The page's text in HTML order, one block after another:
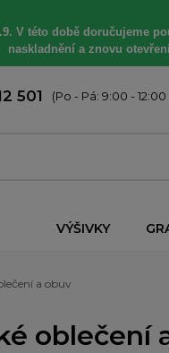
V této době doručujeme
naskladnění a znovu
501 (Po - Pá: 9:00 - 12:00
VÝŠIVKY
a obuv
oblečení